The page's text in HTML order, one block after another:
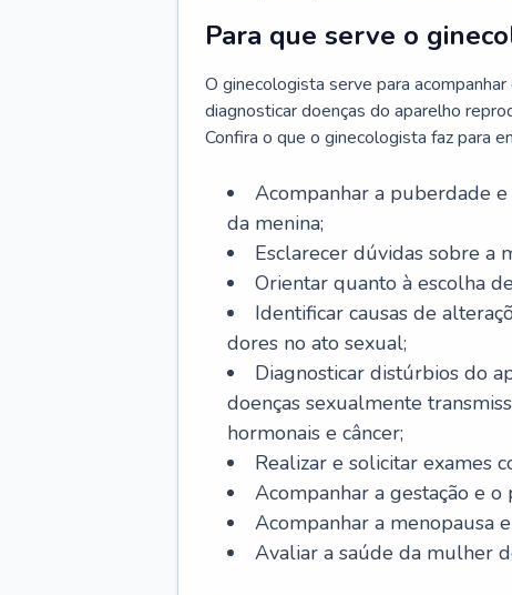
Para que serve o
O ginecologista serve para
diagnosticar doenças do aparelho
Confira o que o ginecologista faz para
Acompanhar a puberdade
da menina;
Esclarecer dúvidas sobre a
Orientar quanto à escolha
Identificar causas de
dores no ato sexual;
Diagnosticar distúrbios do
doenças sexualmente
hormonais e câncer;
Realizar e solicitar exames
Acompanhar a gestação e o
Acompanhar a menopausa
Avaliar a saúde da mulher